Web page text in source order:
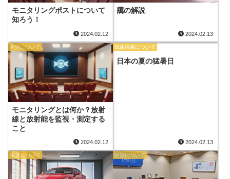
モニタリングポストについて
知ろう！
2024.02.12
靄の解説
2024.02.13
防災について
モニタリングとは何か？放射
線と放射能を監視・測定する
こと
2024.02.12
気象現象について
日本の夏の猛暑日
2024.02.13
防災について 防災について